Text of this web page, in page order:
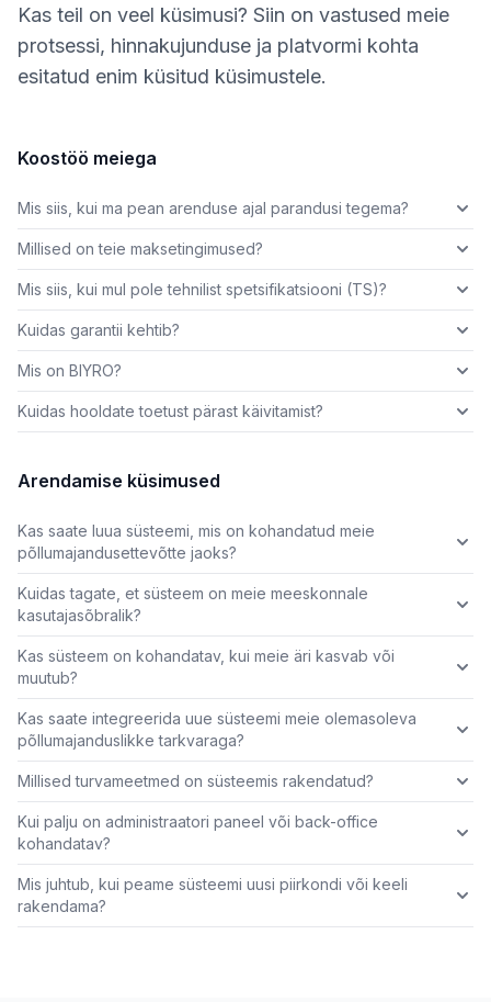
Kas teil on veel küsimusi? Siin on vastused meie
protsessi, hinnakujunduse ja platvormi kohta
esitatud enim küsitud küsimustele.
Koostöö meiega
Mis siis, kui ma pean arenduse ajal parandusi tegema?
Millised on teie maksetingimused?
Mis siis, kui mul pole tehnilist spetsifikatsiooni (TS)?
Kuidas garantii kehtib?
Mis on BIYRO?
Kuidas hooldate toetust pärast käivitamist?
Arendamise küsimused
Kas saate luua süsteemi, mis on kohandatud meie
põllumajandusettevõtte jaoks?
Kuidas tagate, et süsteem on meie meeskonnale
kasutajasõbralik?
Kas süsteem on kohandatav, kui meie äri kasvab või
muutub?
Kas saate integreerida uue süsteemi meie olemasoleva
põllumajanduslikke tarkvaraga?
Millised turvameetmed on süsteemis rakendatud?
Kui palju on administraatori paneel või back-office
kohandatav?
Mis juhtub, kui peame süsteemi uusi piirkondi või keeli
rakendama?